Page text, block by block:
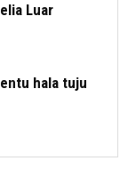
Luar
hala tuju